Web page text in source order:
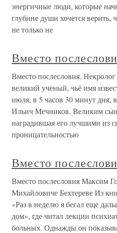
энергичные люди, которые
глубине души хочется верить,
не только не
Вместо
Вместо послесловия.
великий ученый, чьё имя
июля, в 5 часов 30 минут дня,
Ильич Мечников. Великим
наградившая его лучшими из
проницательностью
Вместо
Вместо послесловия Максим
Михайловиче Бехтереве Из
«Раз в неделю я бегал еще
дом», где читал лекции
больных. Однажды он